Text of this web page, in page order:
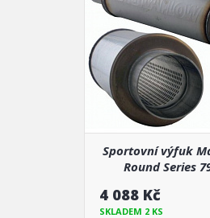
Sportovní výfuk
Round Series
4 088 Kč
SKLADEM 2 KS